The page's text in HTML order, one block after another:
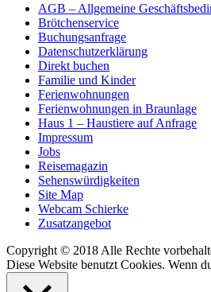
AGB – Allgemeine
Brötchenservice
Buchungsanfrage
Datenschutzerklärung
Direkt buchen
Familie und Kinder
Ferienwohnungen
Ferienwohnungen in Braunlage
Haus 1 – Haustiere auf Anfrage
Impressum
Jobs
Reisemagazin
Sehenswürdigkeiten
Site Map
Webcam Schierke
Zusatzangebot
Copyright © 2018 Alle Rechte
Diese Website benutzt Cookies. Wenn